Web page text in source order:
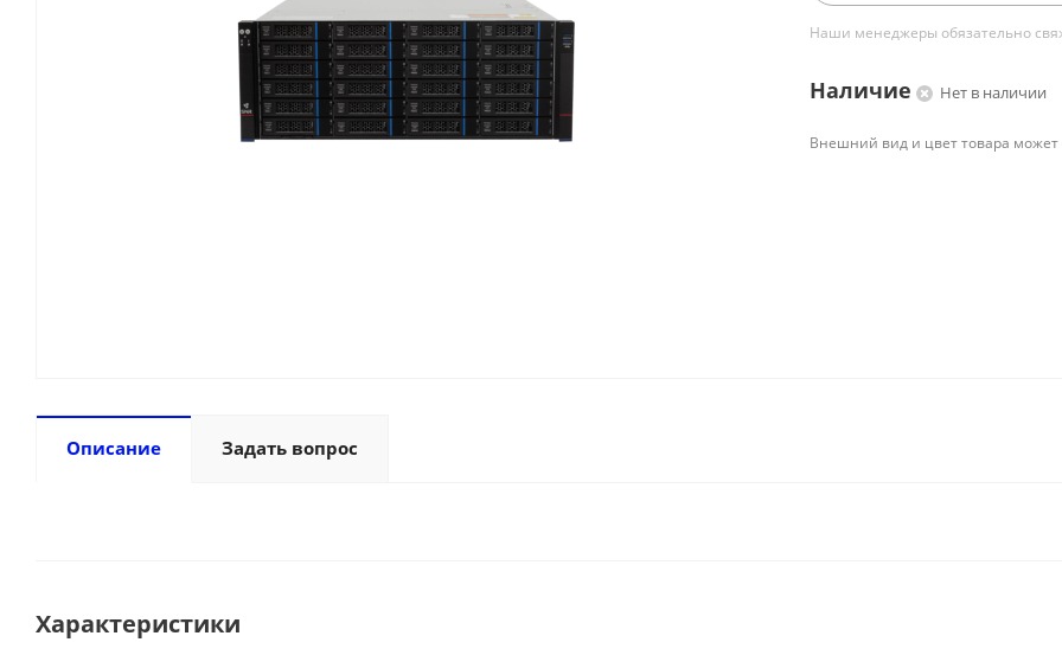
Наши менеджеры обязательно
Наличие Нет в наличии
Внешний вид и цвет товара может
Описание Задать вопрос
Характеристики